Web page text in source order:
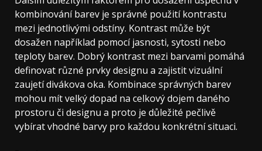
kombinování barev je správné použití kontrastu
mezi jednotlivými odstíny. Kontrast může být
dosažen například pomocí jasnosti, sytosti nebo
teploty barev. Dobrý kontrast mezi barvami pomáhá
definovat různé prvky designu a zajistit vizuální
zaujetí divákova oka. Kombinace správných barev
mohou mít velký dopad na celkový dojem daného
prostoru či designu a proto je důležité pečlivě
vybírat vhodné barvy pro každou konkrétní situaci.